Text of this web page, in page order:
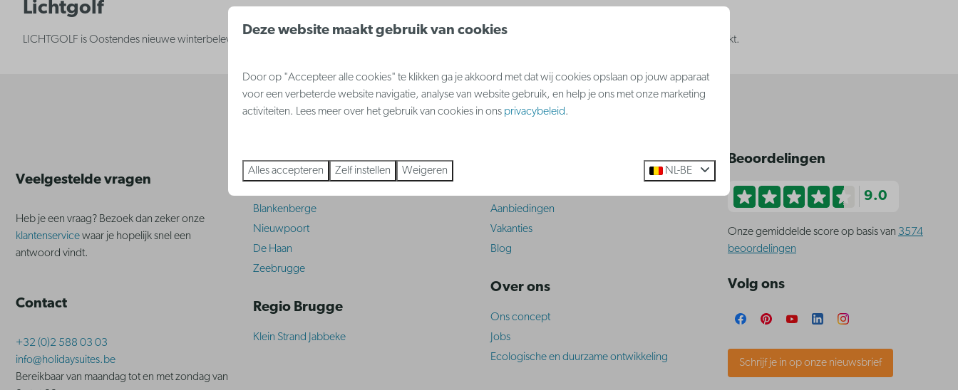
Lichtgolf
LICHTGOLF is Oostendes nieuwe winterbeleving: wandel langs 7 verlichte stops met een meeslepend audiOver verhaal dat het maritieme DNA voelbaar maakt.
Veilig betalen
Veelgestelde vragen
Heb je een vraag? Bezoek dan zeker onze
klantenservicewaar je hopelijk snel een
antwoord vindt.
Contact
+32 (0)2 588 03 03
info@holidaysuites.be
Bereikbaar van maandag tot en met zondag van
Belgische kust
Blankenberge
Nieuwpoort
De Haan
Zeebrugge
Regio Brugge
Klein Strand Jabbeke
Inspiratie & aanbiedingen
Aanbiedingen
Vakanties
Blog
Over ons
Ons concept
Jobs
Ecologische en duurzame ontwikkeling
Beoordelingen
9.0
Onze gemiddelde score op basis van 3574
beoordelingen
Volg ons
Schrijf je in op onze nieuwsbrief
Deze website maakt gebruik van cookies
Door op "Accepteer alle cookies" te klikken ga je akkoord met dat wij cookies opslaan op jouw apparaat
voor een verbeterde website navigatie, analyse van website gebruik, en help je ons met onze marketing
activiteiten. Lees meer over het gebruik van cookies in ons privacybeleid.
Alles accepteren Zelf instellen Weigeren NL-BE